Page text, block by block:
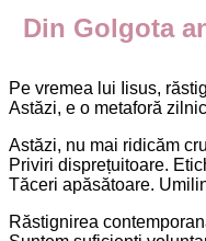
Din Golgota
Pe vremea lui Iisus,
Astăzi, e o metaforă
Astăzi, nu mai ridicăm
Priviri disprețuitoare.
Tăceri apăsătoare.
Răstignirea